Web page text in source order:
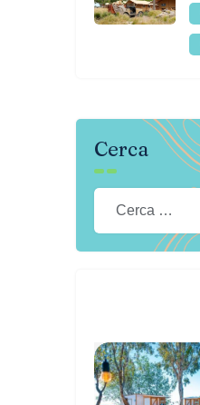
Cerca